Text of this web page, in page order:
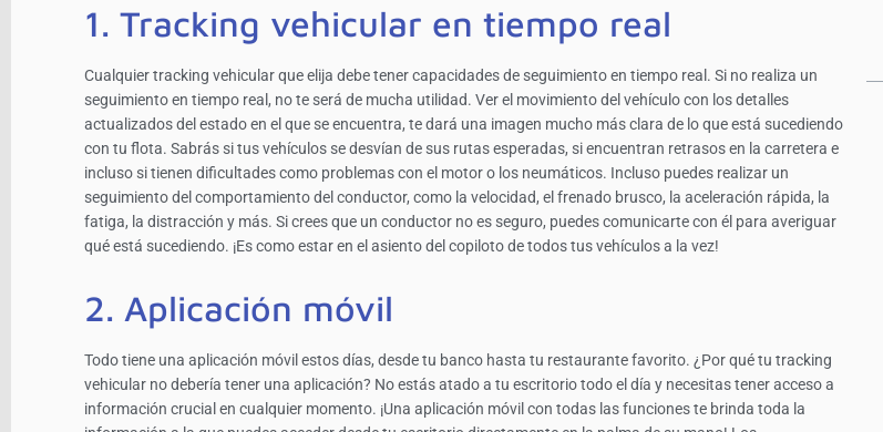
1. Tracking vehicular en tiempo real
Cualquier tracking vehicular que elija debe tener capacidades de seguimiento en tiempo real. Si no realiza un
seguimiento en tiempo real, no te será de mucha utilidad. Ver el movimiento del vehículo con los detalles
actualizados del estado en el que se encuentra, te dará una imagen mucho más clara de lo que está sucediendo
con tu flota. Sabrás si tus vehículos se desvían de sus rutas esperadas, si encuentran retrasos en la carretera e
incluso si tienen dificultades como problemas con el motor o los neumáticos. Incluso puedes realizar un
seguimiento del comportamiento del conductor, como la velocidad, el frenado brusco, la aceleración rápida, la
fatiga, la distracción y más. Si crees que un conductor no es seguro, puedes comunicarte con él para averiguar
qué está sucediendo. ¡Es como estar en el asiento del copiloto de todos tus vehículos a la vez!
2. Aplicación móvil
Todo tiene una aplicación móvil estos días, desde tu banco hasta tu restaurante favorito. ¿Por qué tu tracking
vehicular no debería tener una aplicación? No estás atado a tu escritorio todo el día y necesitas tener acceso a
información crucial en cualquier momento. ¡Una aplicación móvil con todas las funciones te brinda toda la